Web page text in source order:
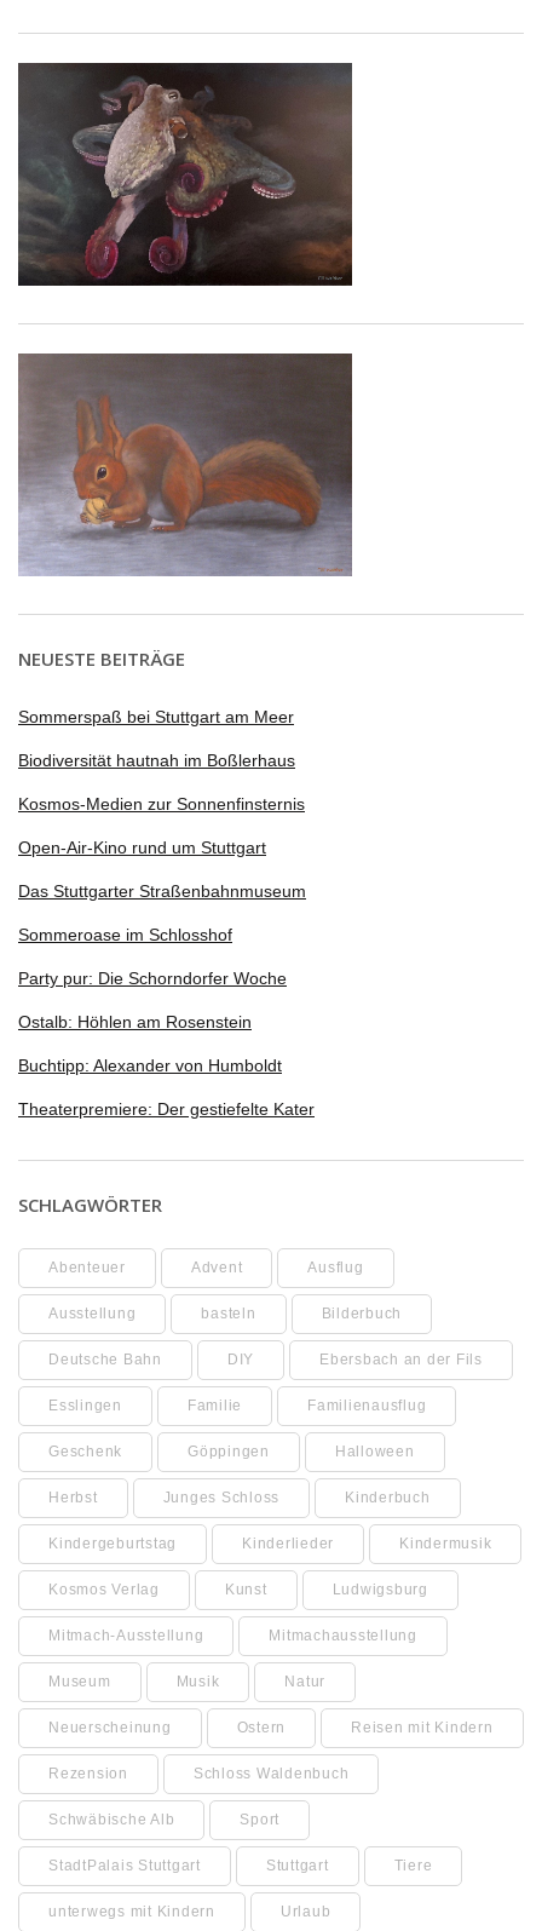
NEUESTE BEITRÄGE
Sommerspaß bei Stuttgart am Meer
Biodiversität hautnah im Boßlerhaus
Kosmos-Medien zur Sonnenfinsternis
Open-Air-Kino rund um Stuttgart
Das Stuttgarter Straßenbahnmuseum
Sommeroase im Schlosshof
Party pur: Die Schorndorfer Woche
Ostalb: Höhlen am Rosenstein
Buchtipp: Alexander von Humboldt
Theaterpremiere: Der gestiefelte Kater
SCHLAGWÖRTER
Abenteuer Advent Ausflug
Ausstellung basteln Bilderbuch
Deutsche Bahn DIY Ebersbach an der Fils
Esslingen Familie Familienausflug
Geschenk Göppingen Halloween
Herbst Junges Schloss Kinderbuch
Kindergeburtstag Kinderlieder Kindermusik
Kosmos Verlag Kunst Ludwigsburg
Mitmach-Ausstellung Mitmachausstellung
Museum Musik Natur
Neuerscheinung Ostern Reisen mit Kindern
Rezension Schloss Waldenbuch
Schwäbische Alb Sport
StadtPalais Stuttgart Stuttgart Tiere
unterwegs mit Kindern Urlaub